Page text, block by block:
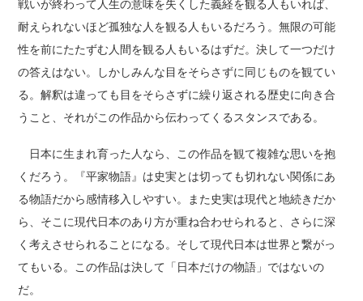
戦いが終わって人生の意味を失くした義経を観る人もいれば、
耐えられないほど孤独な人を観る人もいるだろう。無限の可能
性を前にたたずむ人間を観る人もいるはずだ。決して一つだけ
の答えはない。しかしみんな目をそらさずに同じものを観てい
る。解釈は違っても目をそらさずに繰り返される歴史に向き合
うこと、それがこの作品から伝わってくるスタンスである。
日本に生まれ育った人なら、この作品を観て複雑な思いを抱
くだろう。『平家物語』は史実とは切っても切れない関係にあ
る物語だから感情移入しやすい。また史実は現代と地続きだか
ら、そこに現代日本のあり方が重ね合わせられると、さらに深
く考えさせられることになる。そして現代日本は世界と繋がっ
てもいる。この作品は決して「日本だけの物語」ではないの
だ。